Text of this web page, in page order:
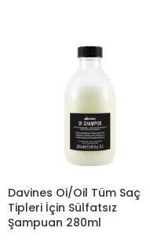
Davines Oi/Oil Tüm Saç
Tipleri İçin Sülfatsız
Şampuan 280ml